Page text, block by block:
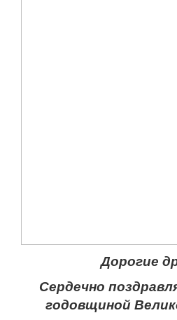
Дорогие
Сердечно
годовщиной